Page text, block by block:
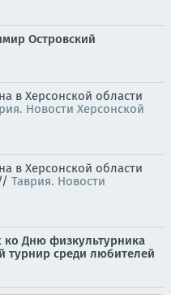
Островский
в Херсонской области
Новости Херсонской
в Херсонской области
Таврия. Новости
ко Дню физкультурника
среди любителей